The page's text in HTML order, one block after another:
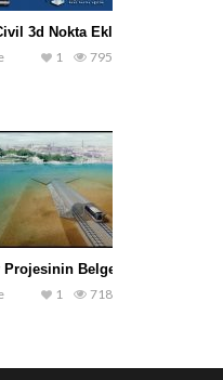
3d Nokta Ekleme İşlemi
795
1
Projesinin Belgeseli
718
1